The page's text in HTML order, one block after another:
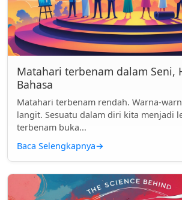
Matahari terbenam dalam Seni,
Bahasa
Matahari terbenam rendah. Warna-
langit. Sesuatu dalam diri kita menjadi
terbenam buka...
Baca Selengkapnya→